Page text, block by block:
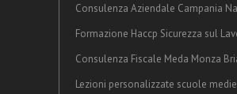
Consulenza Aziendale Campania
Formazione Haccp Sicurezza sul
Consulenza Fiscale Meda Monza
Lezioni personalizzate scuole